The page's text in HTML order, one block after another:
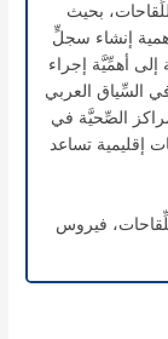
بحيث
إنشاء سجلٍّ
إلى أهمِّيَّة إجراء
السِّياق العربي
الصِّحيَّة في
إقليمية تساعد
فيروس